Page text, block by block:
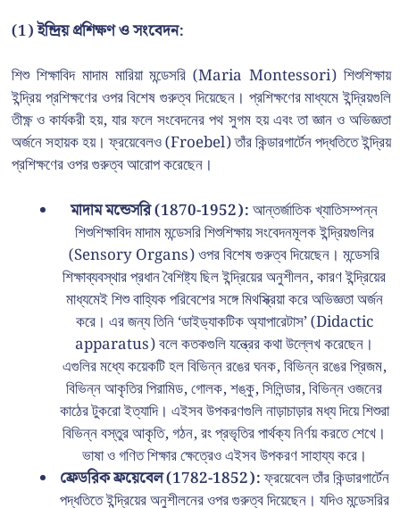
(1)ইন্দ্রিয় প্রশিক্ষণ ও সংবেদন:
শিশু শিক্ষাবিদ মাদাম মারিয়া মন্ডেসরি (Maria Montessori) শিশুশিক্ষায়
ইন্দ্রিয় প্রশিক্ষণের ওপর বিশেষ গুরুত্ব দিয়েছেন। প্রশিক্ষণের মাধ্যমে ইন্দ্রিয়গুলি
তীক্ষ্ণ ও কার্যকরী হয়, যার ফলে সংবেদনের পথ সুগম হয় এবং তা জ্ঞান ও অভিজ্ঞতা
অর্জনে সহায়ক হয়। ফ্রয়েবেলও (Froebel) তাঁর কিন্ডারগার্টেন পদ্ধতিতে ইন্দ্রিয়
প্রশিক্ষণের ওপর গুরুত্ব আরোপ করেছেন।
মাদাম মন্ডেসরি (1870-1952):আন্তর্জাতিক খ্যাতিসম্পন্ন
শিশুশিক্ষাবিদ মাদাম মন্ডেসরি শিশুশিক্ষায় সংবেদনমূলক ইন্দ্রিয়গুলির
(Sensory Organs) ওপর বিশেষ গুরুত্ব দিয়েছেন। মন্ডেসরি
শিক্ষাব্যবস্থার প্রধান বৈশিষ্ট্য ছিল ইন্দ্রিয়ের অনুশীলন, কারণ ইন্দ্রিয়ের
মাধ্যমেই শিশু বাহ্যিক পরিবেশের সঙ্গে মিথস্ক্রিয়া করে অভিজ্ঞতা অর্জন
করে। এর জন্য তিনি ‘ডাইড্যাকটিক অ্যাপারেটাস’ (Didactic
apparatus) বলে কতকগুলি যন্ত্রের কথা উল্লেখ করেছেন।
এগুলির মধ্যে কয়েকটি হল বিভিন্ন রঙের ঘনক, বিভিন্ন রঙের প্রিজম,
বিভিন্ন আকৃতির পিরামিড, গোলক, শঙ্কু, সিলিন্ডার, বিভিন্ন ওজনের
কাঠের টুকরো ইত্যাদি। এইসব উপকরণগুলি নাড়াচাড়ার মধ্য দিয়ে শিশুরা
বিভিন্ন বস্তুর আকৃতি, গঠন, রং প্রভৃতির পার্থক্য নির্ণয় করতে শেখে।
ভাষা ও গণিত শিক্ষার ক্ষেত্রেও এইসব উপকরণ সাহায্য করে।
ফ্রেডরিক ফ্রয়েবেল (1782-1852):ফ্রয়েবেল তাঁর কিন্ডারগার্টেন
পদ্ধতিতে ইন্দ্রিয়ের অনুশীলনের ওপর গুরুত্ব দিয়েছেন। যদিও মন্ডেসরির